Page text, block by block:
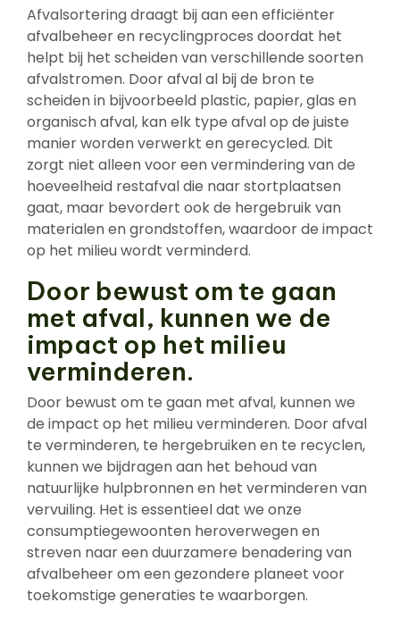
Afvalsortering draagt bij aan een efficiënter
afvalbeheer en recyclingproces doordat het
helpt bij het scheiden van verschillende soorten
afvalstromen. Door afval al bij de bron te
scheiden in bijvoorbeeld plastic, papier, glas en
organisch afval, kan elk type afval op de juiste
manier worden verwerkt en gerecycled. Dit
zorgt niet alleen voor een vermindering van de
hoeveelheid restafval die naar stortplaatsen
gaat, maar bevordert ook de hergebruik van
materialen en grondstoffen, waardoor de impact
op het milieu wordt verminderd.
Door bewust om te gaan
met afval, kunnen we de
impact op het milieu
verminderen.
Door bewust om te gaan met afval, kunnen we
de impact op het milieu verminderen. Door afval
te verminderen, te hergebruiken en te recyclen,
kunnen we bijdragen aan het behoud van
natuurlijke hulpbronnen en het verminderen van
vervuiling. Het is essentieel dat we onze
consumptiegewoonten heroverwegen en
streven naar een duurzamere benadering van
afvalbeheer om een gezondere planeet voor
toekomstige generaties te waarborgen.